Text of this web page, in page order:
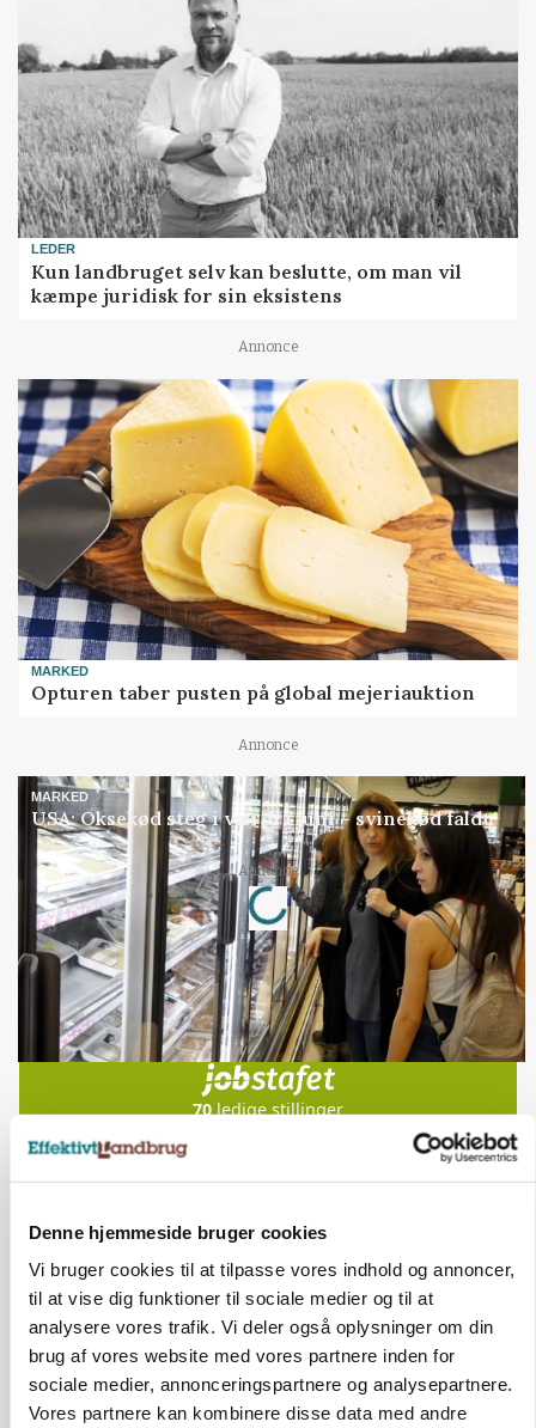
Denne hjemmeside bruger cookies
Vi bruger cookies til at tilpasse vores indhold og annoncer,
til at vise dig funktioner til sociale medier og til at
analysere vores trafik. Vi deler også oplysninger om din
brug af vores website med vores partnere inden for
sociale medier, annonceringspartnere og analysepartnere.
Vores partnere kan kombinere disse data med andre
LEDER
Kun landbruget selv kan beslutte, om man vil
kæmpe juridisk for sin eksistens
Annonce
MARKED
Opturen taber pusten på global mejeriauktion
Annonce
MARKED
USA: Oksekød steg i værdi i juni – svinekød faldt
Annonce
Loading...
Jobs
i samarbejde med
70ledige stillinger
Elevplads tilbydes ved Ringkøbing /
Grise
6950, Ringkøbing 06. aug.